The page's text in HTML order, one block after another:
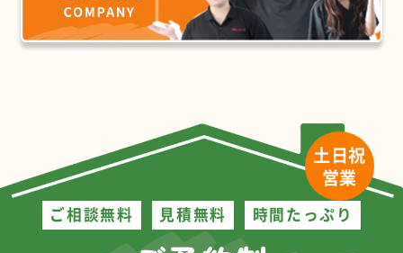
ご相談無料 見積無料 時間たっぷり
土日祝
営業